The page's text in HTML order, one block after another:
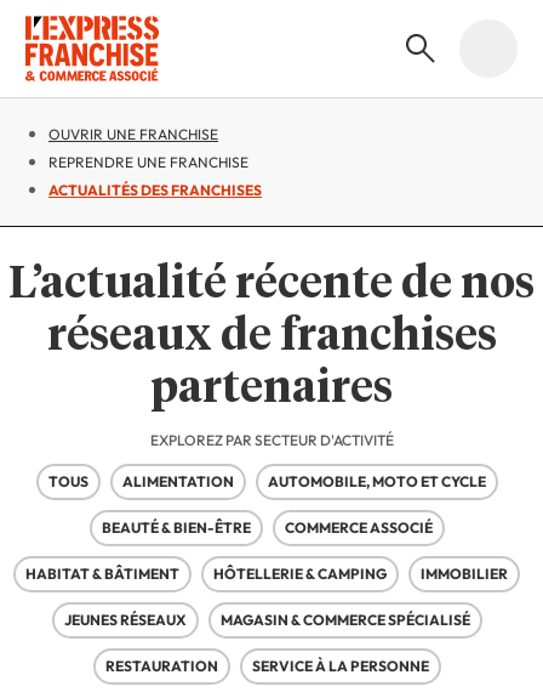
OUVRIR UNE FRANCHISE
REPRENDRE UNE FRANCHISE
ACTUALITÉS DES FRANCHISES
L’actualité récente de nos
réseaux de franchises
partenaires
EXPLOREZ PAR SECTEUR D'ACTIVITÉ
TOUS ALIMENTATION AUTOMOBILE, MOTO ET CYCLE
BEAUTÉ & BIEN-ÊTRE COMMERCE ASSOCIÉ
HABITAT & BÂTIMENT HÔTELLERIE & CAMPING IMMOBILIER
JEUNES RÉSEAUX MAGASIN & COMMERCE SPÉCIALISÉ
RESTAURATION SERVICE À LA PERSONNE